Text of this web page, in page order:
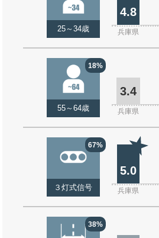
25～34歳
4.8
兵庫県
18%
55～64歳
3.4
兵庫県
67%
３灯式信号
5.0
兵庫県
38%